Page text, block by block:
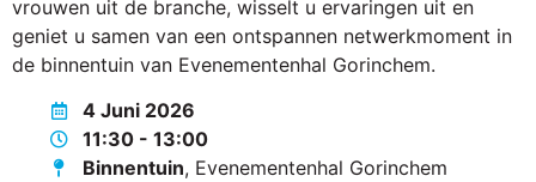
vrouwen uit de branche, wisselt u ervaringen uit en
geniet u samen van een ontspannen netwerkmoment in
de binnentuin van Evenementenhal Gorinchem.
4 Juni 2026
11:30 - 13:00
Binnentuin, Evenementenhal Gorinchem